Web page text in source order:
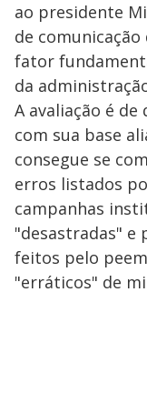
ao presidente
de
fator
da
A avaliação é
com sua base
consegue se
erros listados
campanhas
"desastradas" e
feitos pelo
"erráticos" de